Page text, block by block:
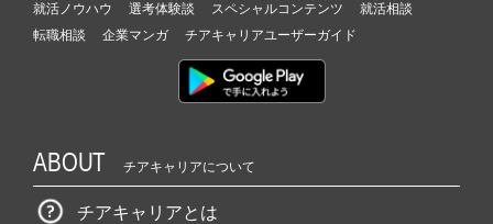
就活ノウハウ 選考体験談 スペシャルコンテンツ
就活相談
転職相談
企業マンガ チアキャリアユーザーガイド
ABOUT チアキャリアについて
チアキャリアとは